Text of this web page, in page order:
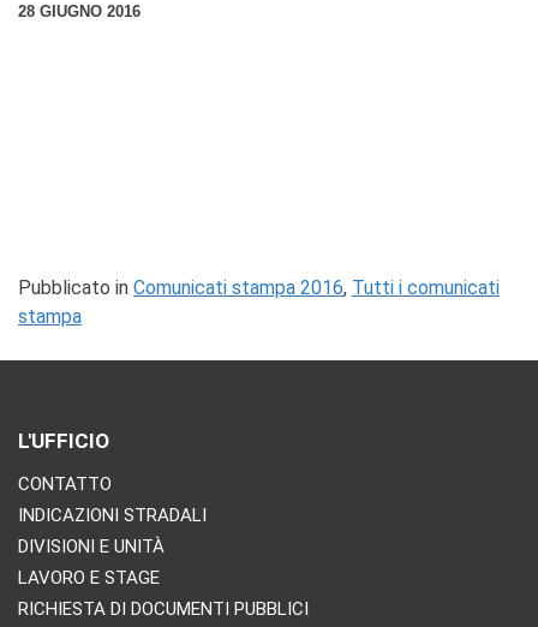
28 GIUGNO 2016
Pubblicato in Comunicati stampa 2016, Tutti i comunicati
stampa
L'UFFICIO
CONTATTO
INDICAZIONI STRADALI
DIVISIONI E UNITÀ
LAVORO E STAGE
RICHIESTA DI DOCUMENTI PUBBLICI